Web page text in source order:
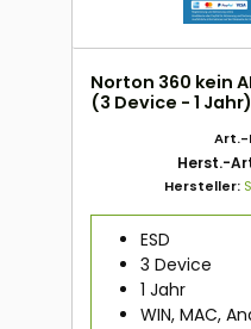
Norton 360 kein
(3 Device - 1 Jahr)
Art.-
Herst.-
Hersteller:
ESD
3 Device
1 Jahr
WIN, MAC,